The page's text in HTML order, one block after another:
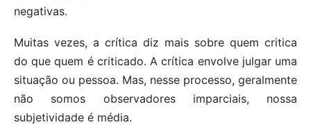
negativas.
Muitas vezes, a crítica diz mais sobre quem critica
do que quem é criticado. A crítica envolve julgar uma
situação ou pessoa. Mas, nesse processo, geralmente
não somos observadores imparciais, nossa
subjetividade é média.